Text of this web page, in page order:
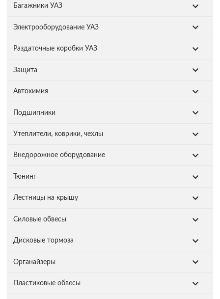
Багажники УАЗ
Электрооборудование УАЗ
Раздаточные коробки УАЗ
Защита
Автохимия
Подшипники
Утеплители, коврики, чехлы
Внедорожное оборудование
Тюнинг
Лестницы на крышу
Силовые обвесы
Дисковые тормоза
Органайзеры
Пластиковые обвесы